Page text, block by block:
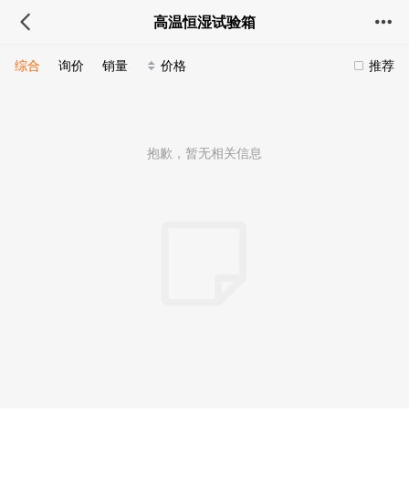
高温恒湿试验箱
推荐
综合 询价 销量 价格
抱歉，暂无相关信息